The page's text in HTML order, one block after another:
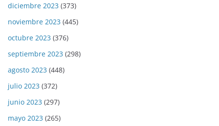
diciembre 2023 (373)
noviembre 2023 (445)
octubre 2023 (376)
septiembre 2023 (298)
agosto 2023 (448)
julio 2023 (372)
junio 2023 (297)
mayo 2023 (265)